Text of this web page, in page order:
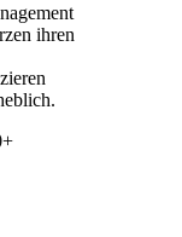
ihren
.